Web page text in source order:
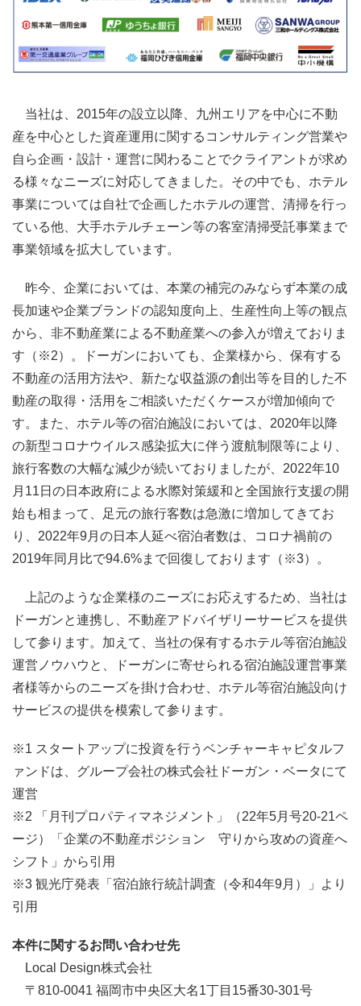
当社は、2015年の設立以降、九州エリアを中心に不動
産を中心とした資産運用に関するコンサルティング営業や
自ら企画・設計・運営に関わることでクライアントが求め
る様々なニーズに対応してきました。その中でも、ホテル
事業については自社で企画したホテルの運営、清掃を行っ
ている他、大手ホテルチェーン等の客室清掃受託事業まで
事業領域を拡大しています。
昨今、企業においては、本業の補完のみならず本業の成
長加速や企業ブランドの認知度向上、生産性向上等の観点
から、非不動産業による不動産業への参入が増えておりま
す（※2）。ドーガンにおいても、企業様から、保有する
不動産の活用方法や、新たな収益源の創出等を目的した不
動産の取得・活用をご相談いただくケースが増加傾向で
す。また、ホテル等の宿泊施設においては、2020年以降
の新型コロナウイルス感染拡大に伴う渡航制限等により、
旅行客数の大幅な減少が続いておりましたが、2022年10
月11日の日本政府による水際対策緩和と全国旅行支援の開
始も相まって、足元の旅行客数は急激に増加してきてお
り、2022年9月の日本人延べ宿泊者数は、コロナ禍前の
2019年同月比で94.6%まで回復しております（※3）。
上記のような企業様のニーズにお応えするため、当社は
ドーガンと連携し、不動産アドバイザリーサービスを提供
して参ります。加えて、当社の保有するホテル等宿泊施設
運営ノウハウと、ドーガンに寄せられる宿泊施設運営事業
者様等からのニーズを掛け合わせ、ホテル等宿泊施設向け
サービスの提供を模索して参ります。
※1 スタートアップに投資を行うベンチャーキャピタルフ
ァンドは、グループ会社の株式会社ドーガン・ベータにて
運営
※2 「月刊プロパティマネジメント」（22年5月号20-21ペ
ージ）「企業の不動産ポジション 守りから攻めの資産へ
シフト」から引用
※3 観光庁発表「宿泊旅行統計調査（令和4年9月）」より
引用
本件に関するお問い合わせ先
Local Design株式会社
〒810-0041 福岡市中央区大名1丁目15番30-301号